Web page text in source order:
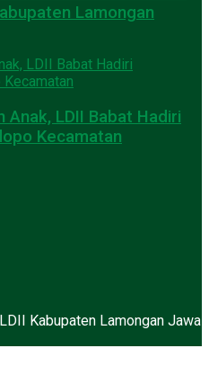
Lamongan
Anak, LDII Babat Hadiri
Kecamatan
Kabupaten Lamongan Jawa